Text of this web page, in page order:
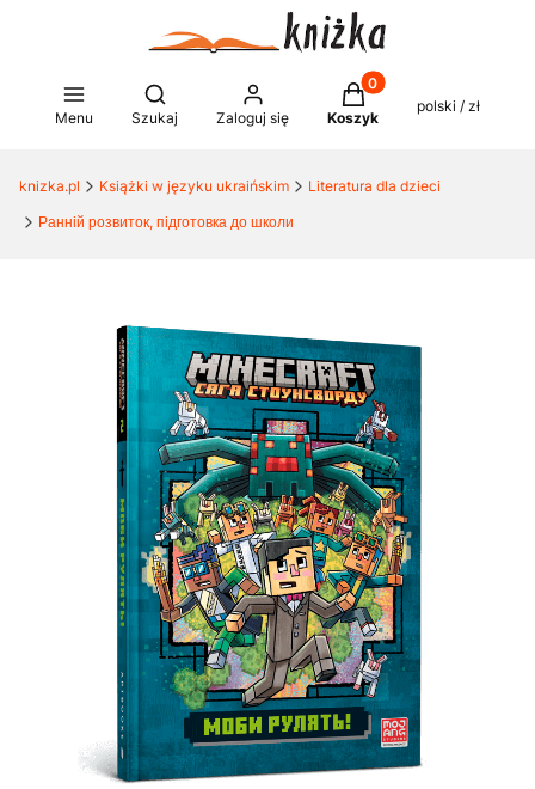
Menu
Otwórz wyszukiwarkę
Szukaj Zaloguj się
Produkty w koszyku:
Koszyk
polski / zł
knizka.pl Książki w języku ukraińskim
Literatura dla dzieci
Ранній розвиток, підготовка до школи